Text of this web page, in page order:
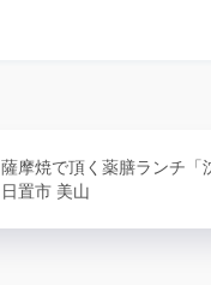
薩摩焼で頂く薬膳ランチ「
日置市 美山